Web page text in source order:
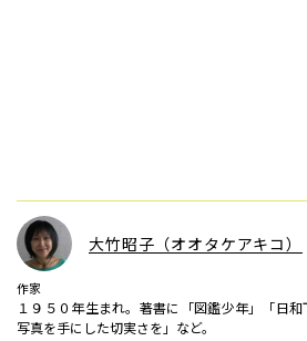
大竹昭子（オオタケアキコ）
作家
１９５０年生まれ。著書に「図鑑少年」「日
写真を手にした切実さを」など。